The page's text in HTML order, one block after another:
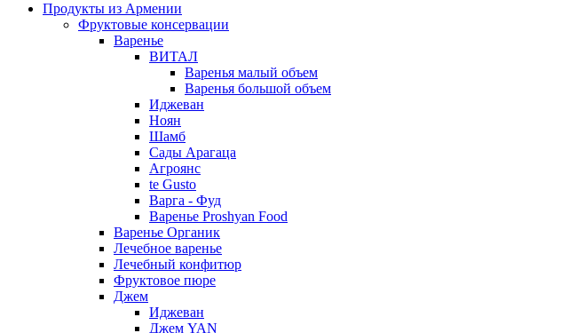
Продукты из Армении
Фруктовые консервации
Варенье
ВИТАЛ
Варенья малый объем
Варенья большой объем
Иджеван
Ноян
Шамб
Сады Арагаца
Агроянс
te Gusto
Варга - Фуд
Варенье Proshyan Food
Варенье Органик
Лечебное варенье
Лечебный конфитюр
Фруктовое пюре
Джем
Иджеван
Джем YAN